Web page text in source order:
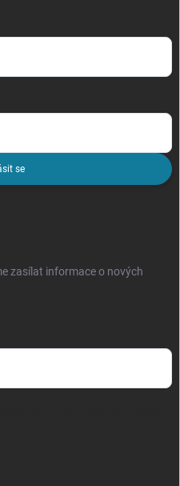
se
zasílat informace o nových